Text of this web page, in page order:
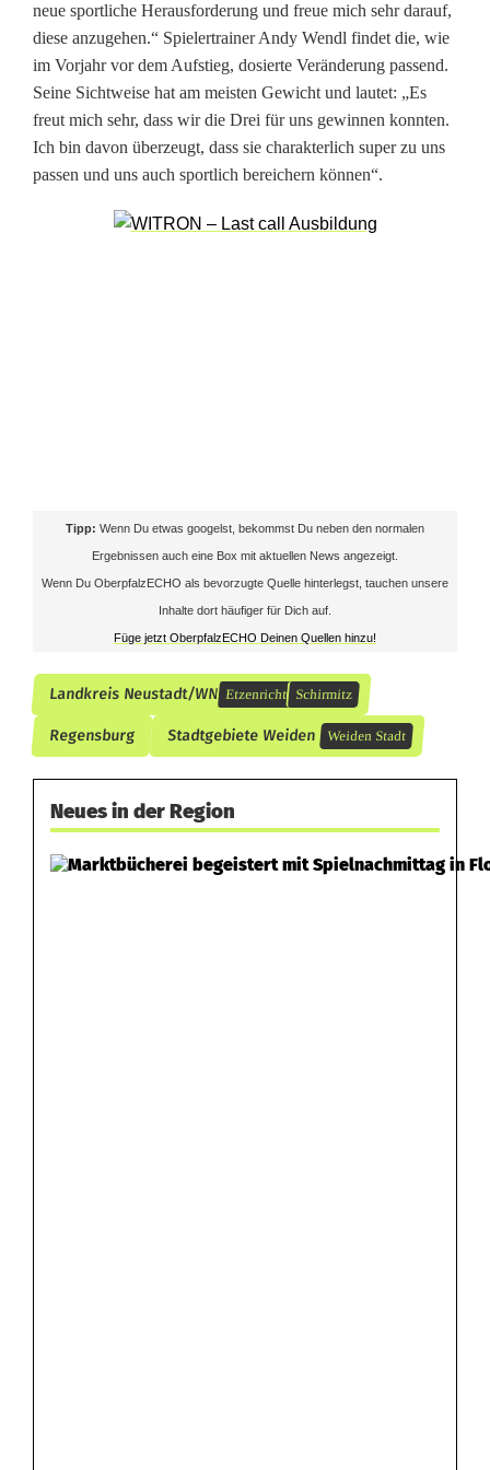
neue sportliche Herausforderung und freue mich sehr darauf,
diese anzugehen.“ Spielertrainer Andy Wendl findet die, wie
im Vorjahr vor dem Aufstieg, dosierte Veränderung passend.
Seine Sichtweise hat am meisten Gewicht und lautet: „Es
freut mich sehr, dass wir die Drei für uns gewinnen konnten.
Ich bin davon überzeugt, dass sie charakterlich super zu uns
passen und uns auch sportlich bereichern können“.
Tipp: Wenn Du etwas googelst, bekommst Du neben den normalen
Ergebnissen auch eine Box mit aktuellen News angezeigt.
Wenn Du OberpfalzECHO als bevorzugte Quelle hinterlegst, tauchen unsere
Inhalte dort häufiger für Dich auf.
Füge jetzt OberpfalzECHO Deinen Quellen hinzu!
Landkreis Neustadt/WN Etzenricht Schirmitz
Regensburg Stadtgebiete Weiden Weiden Stadt
Neues in der Region